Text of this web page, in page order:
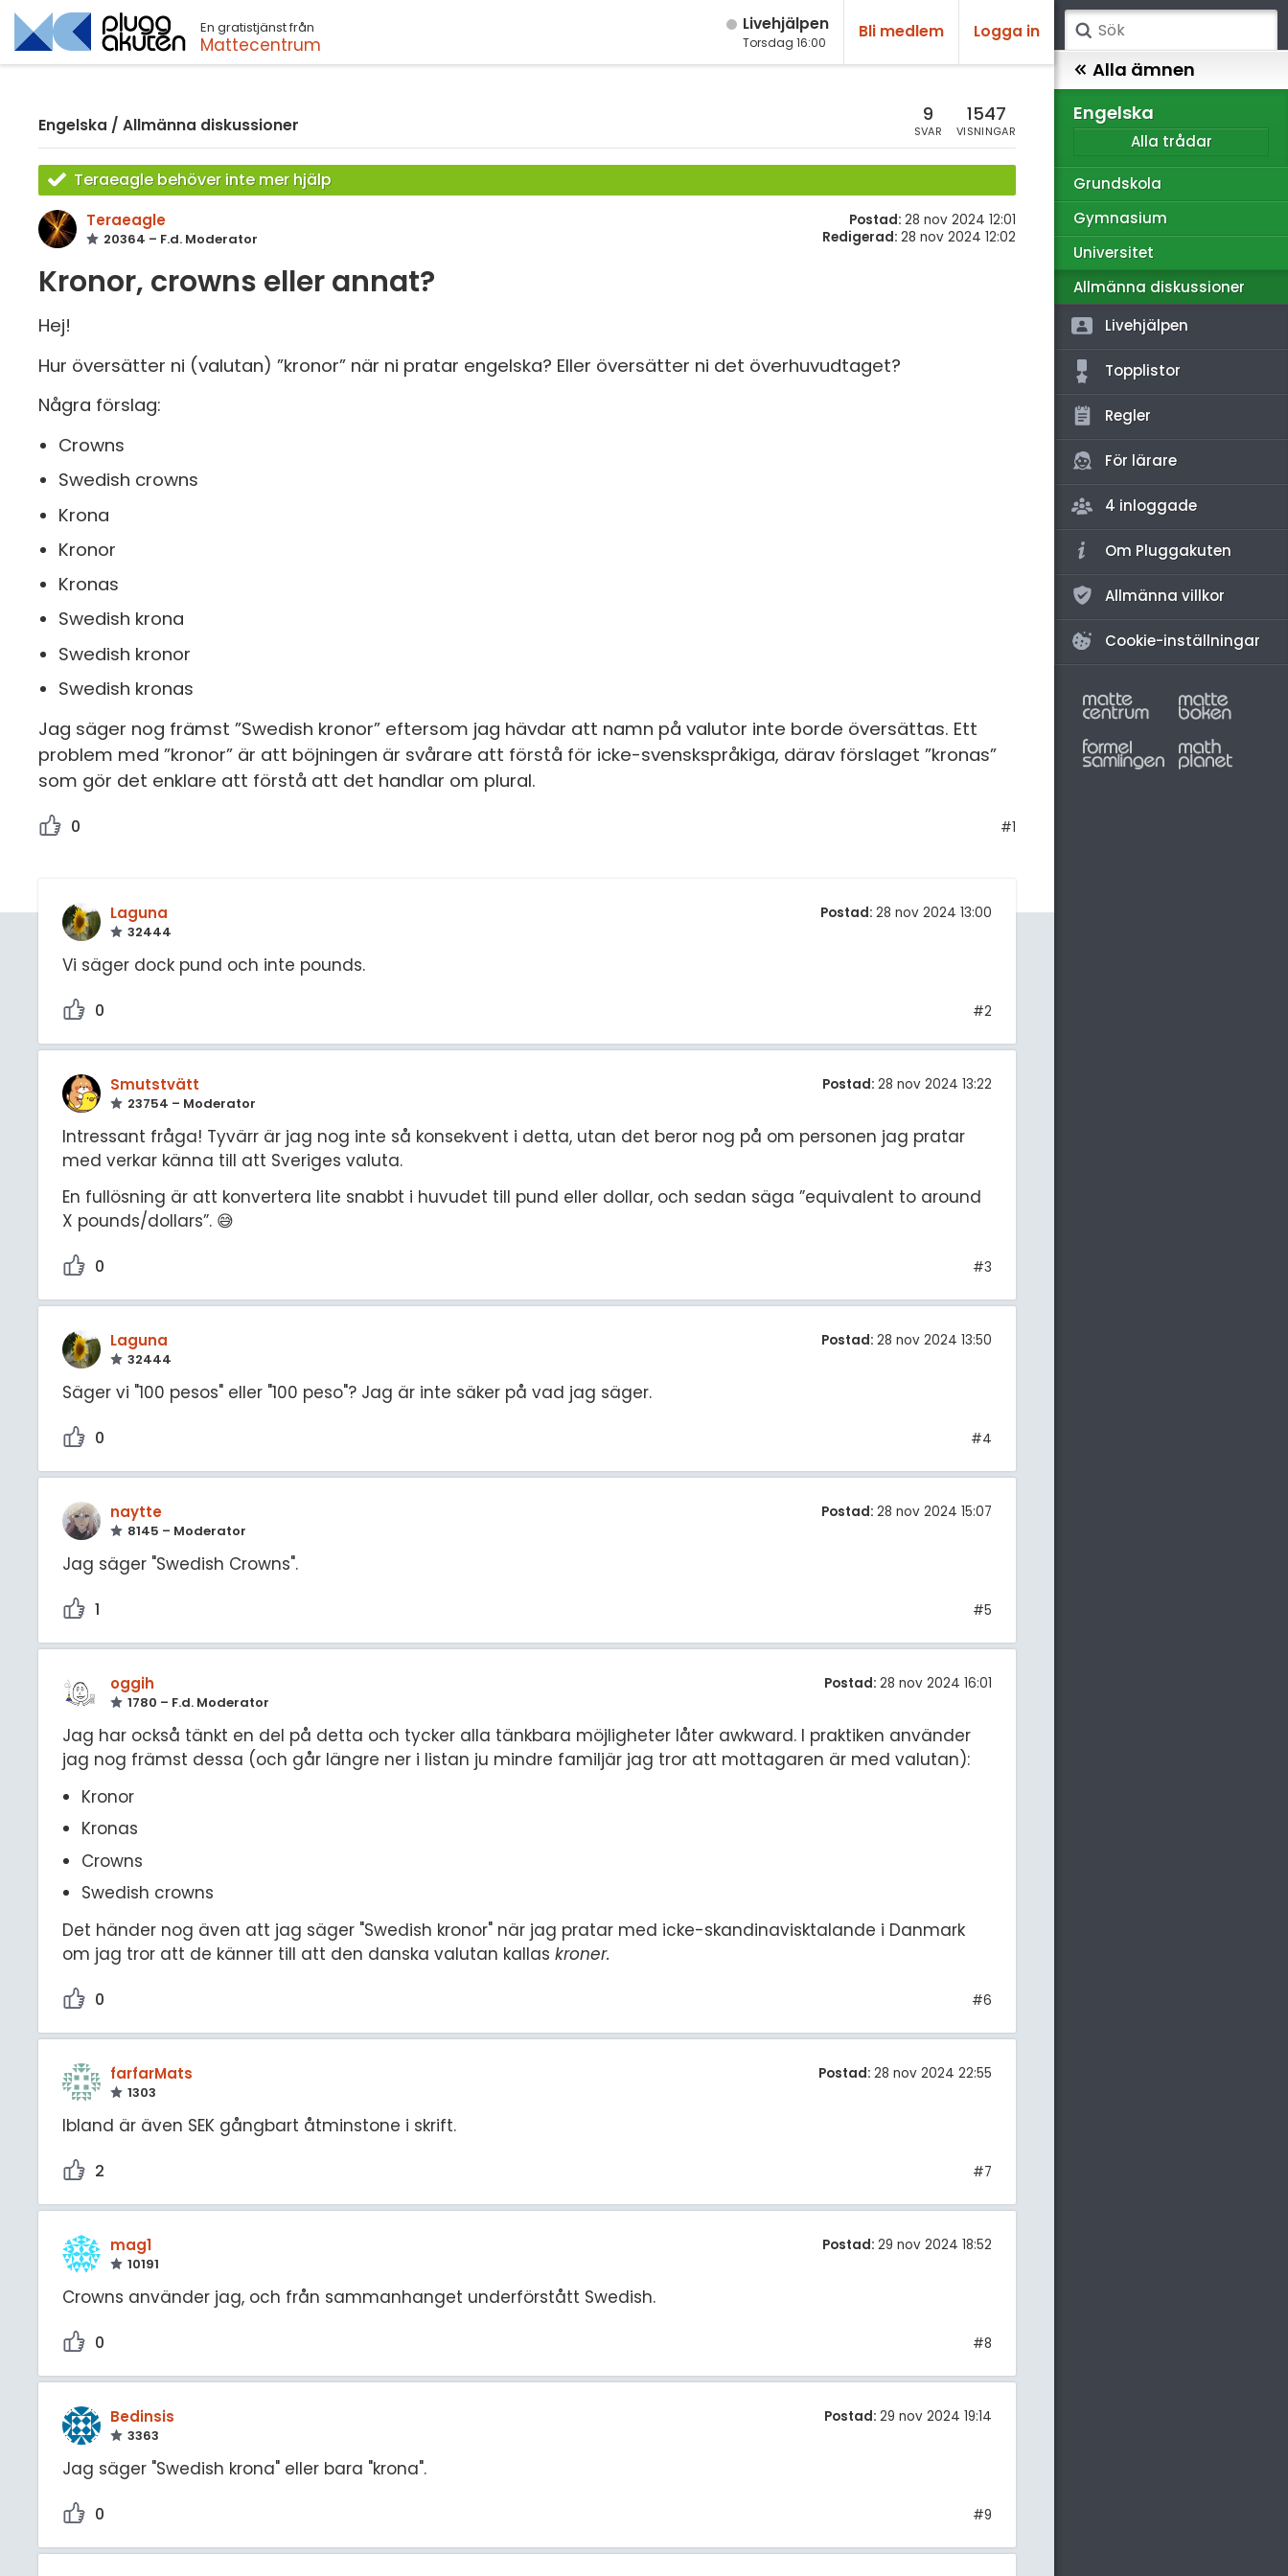
En gratistjänst från
Mattecentrum
Live­hjälpen
Torsdag 16:00
Bli medlem Logga in
Engelska / Allmänna diskussioner 9
SVAR
1547
VISNINGAR
Teraeagle behöver inte mer hjälp
Teraeagle
20364 – F.d. Moderator
Postad: 28 nov 2024 12:01
Redigerad: 28 nov 2024 12:02
Kronor, crowns eller annat?
Hej!
Hur översätter ni (valutan) ”kronor” när ni pratar engelska? Eller översätter ni det överhuvudtaget?
Några förslag:
Crowns
Swedish crowns
Krona
Kronor
Kronas
Swedish krona
Swedish kronor
Swedish kronas
Jag säger nog främst ”Swedish kronor” eftersom jag hävdar att namn på valutor inte borde översättas. Ett
problem med ”kronor” är att böjningen är svårare att förstå för icke-svenskspråkiga, därav förslaget ”kronas”
som gör det enklare att förstå att det handlar om plural.
0 #1
Laguna
32444
Postad: 28 nov 2024 13:00
Vi säger dock pund och inte pounds.
0 #2
Smutstvätt
23754 – Moderator
Postad: 28 nov 2024 13:22
Intressant fråga! Tyvärr är jag nog inte så konsekvent i detta, utan det beror nog på om personen jag pratar
med verkar känna till att Sveriges valuta.
En fullösning är att konvertera lite snabbt i huvudet till pund eller dollar, och sedan säga ”equivalent to around
X pounds/dollars”. 😅
0 #3
Laguna
32444
Postad: 28 nov 2024 13:50
Säger vi "100 pesos" eller "100 peso"? Jag är inte säker på vad jag säger.
0 #4
naytte
8145 – Moderator
Postad: 28 nov 2024 15:07
Jag säger "Swedish Crowns".
1 #5
oggih
1780 – F.d. Moderator
Postad: 28 nov 2024 16:01
Jag har också tänkt en del på detta och tycker alla tänkbara möjligheter låter awkward. I praktiken använder
jag nog främst dessa (och går längre ner i listan ju mindre familjär jag tror att mottagaren är med valutan):
Kronor
Kronas
Crowns
Swedish crowns
Det händer nog även att jag säger "Swedish kronor" när jag pratar med icke-skandinavisktalande i Danmark
om jag tror att de känner till att den danska valutan kallas kroner.
0 #6
farfarMats
1303
Postad: 28 nov 2024 22:55
Ibland är även SEK gångbart åtminstone i skrift.
2 #7
mag1
10191
Postad: 29 nov 2024 18:52
Crowns använder jag, och från sammanhanget underförstått Swedish.
0 #8
Bedinsis
3363
Postad: 29 nov 2024 19:14
Jag säger "Swedish krona" eller bara "krona".
0 #9
Sök
Matematik
Kemi
Biologi
Teknik & Bygg
Alla ämnen
Engelska
Alla trådar
Grundskola
Gymnasium
Universitet
Allmänna diskussioner
Livehjälpen
Topplistor
Regler
För lärare
4 inloggade
Om Pluggakuten
Allmänna villkor
Cookie-inställningar